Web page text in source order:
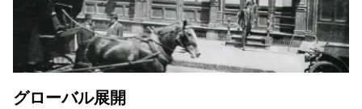
グローバル展開